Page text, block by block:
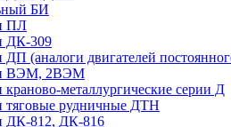
БИ
ПЛ
ДК-309
ДП (аналоги двигателей
ВЭМ, 2ВЭМ
краново-металлургические серии Д
тяговые рудничные ДТН
ДК-812, ДК-816